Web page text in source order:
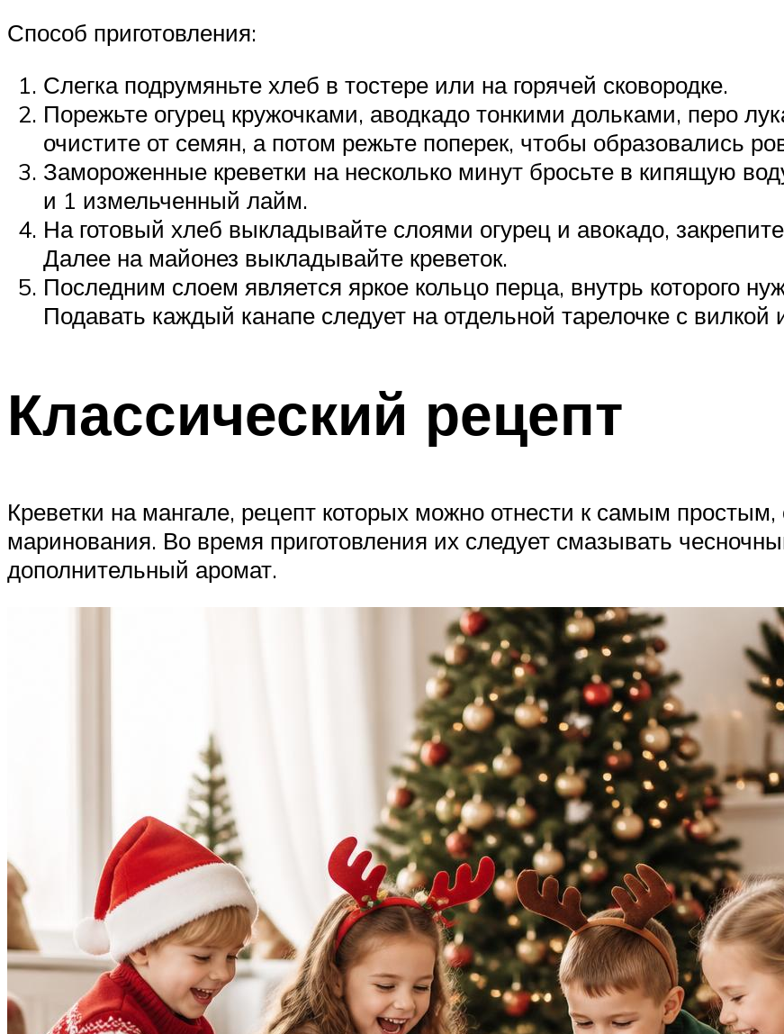
Способ приготовления:
Слегка подрумяньте хлеб в тостере или на горячей сковородке.
Порежьте огурец кружочками, аводкадо тонкими дольками, перо
очистите от семян, а потом режьте поперек, чтобы образовались
Замороженные креветки на несколько минут бросьте в кипящую
и 1 измельченный лайм.
На готовый хлеб выкладывайте слоями огурец и авокадо,
Далее на майонез выкладывайте креветок.
Последним слоем является яркое кольцо перца, внутрь которого
Подавать каждый канапе следует на отдельной тарелочке с вилкой
Классический рецепт
Креветки на мангале, рецепт которых можно отнести к самым
маринования. Во время приготовления их следует смазывать
дополнительный аромат.